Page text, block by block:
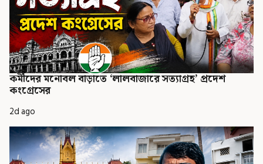
কর্মীদের মনোবল বাড়াতে ‘লালবাজারে সত্যাগ্রহ’ প্রদেশ
কংগ্রেসের
2d ago